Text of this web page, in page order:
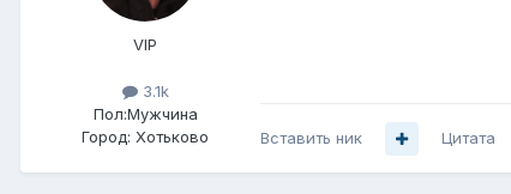
VIP
3.1k
Пол:Мужчина
Город: Хотьково Вставить ник Цитата